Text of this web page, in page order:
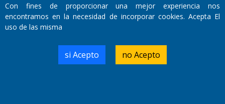
Domicilio Legal: José Ingenieros 855,
Número de Registro DNDA:
RL-2019-55551274-APN-DNDA#MJ
Con fines de proporcionar una mejor experiencia nos
encontramos en la necesidad de incorporar cookies. Acepta El
uso de las misma
si Acepto no Acepto